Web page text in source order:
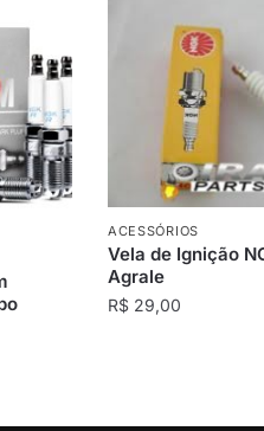
ACESSÓRIOS
Vela de Ignição
Agrale
R$29,00